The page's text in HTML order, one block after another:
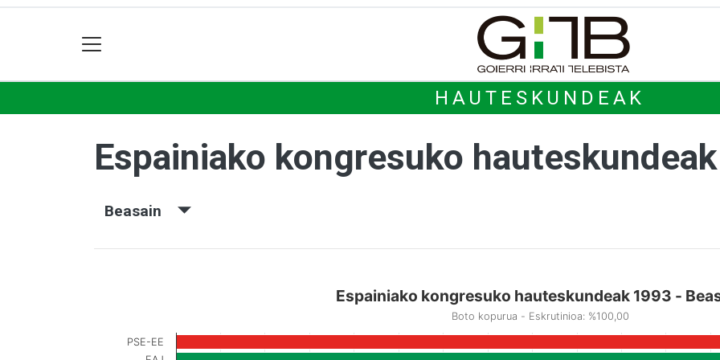
HAUTESKUNDEAK
Espainiako kongresuko
Beasain
Espainiako kongresuko hauteskundeak 1993 -
Boto kopurua - Eskrutinioa: %100,00
PSE-EE